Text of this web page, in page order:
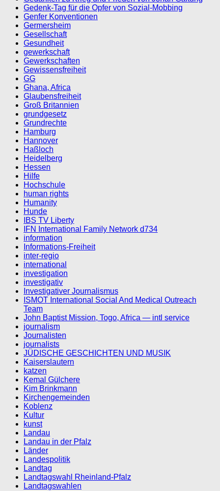
Gedenk-Tag für die Opfer von Sozial-Mobbing
Genfer Konventionen
Germersheim
Gesellschaft
Gesundheit
gewerkschaft
Gewerkschaften
Gewissensfreiheit
GG
Ghana, Africa
Glaubensfreiheit
Groß Britannien
grundgesetz
Grundrechte
Hamburg
Hannover
Haßloch
Heidelberg
Hessen
Hilfe
Hochschule
human rights
Humanity
Hunde
IBS TV Liberty
IFN International Family Network d734
information
Informations-Freiheit
inter-regio
international
investigation
investigativ
Investigativer Journalismus
ISMOT International Social And Medical Outreach
Team
John Baptist Mission, Togo, Africa — intl service
journalism
Journalisten
journalists
JÜDISCHE GESCHICHTEN UND MUSIK
Kaiserslautern
katzen
Kemal Gülchere
Kim Brinkmann
Kirchengemeinden
Koblenz
Kultur
kunst
Landau
Landau in der Pfalz
Länder
Landespolitik
Landtag
Landtagswahl Rheinland-Pfalz
Landtagswahlen